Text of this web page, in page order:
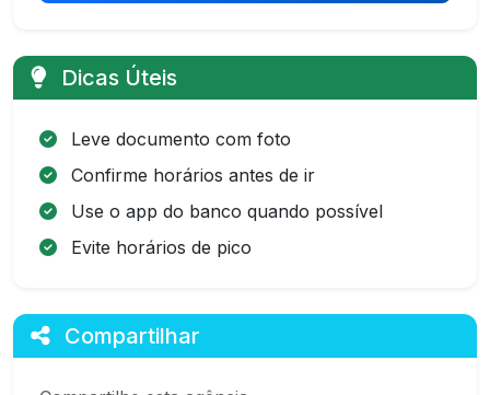
Dicas Úteis
Leve documento com foto
Confirme horários antes de ir
Use o app do banco quando possível
Evite horários de pico
Compartilhar